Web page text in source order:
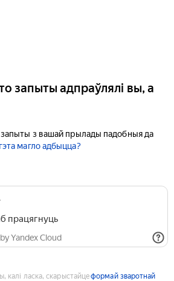
запыты адпраўлялі вы, а
з вашай прылады падобныя да
магло адбыцца?
працягнуць
Yandex Cloud
калі ласка, скарыстайцеформай зваротнай